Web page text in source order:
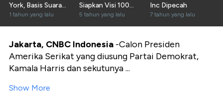
York, Basis Suara
Partai Demokrat
1 tahun yang lalu
Siapkan Visi 100
Hari Masa Kerja
5 tahun yang lalu
Inc Dipecah
7 tahun yang lalu
Jakarta, CNBC Indonesia -Calon Presiden
Amerika Serikat yang diusung Partai Demokrat,
Kamala Harris dan sekutunya ...
Show More